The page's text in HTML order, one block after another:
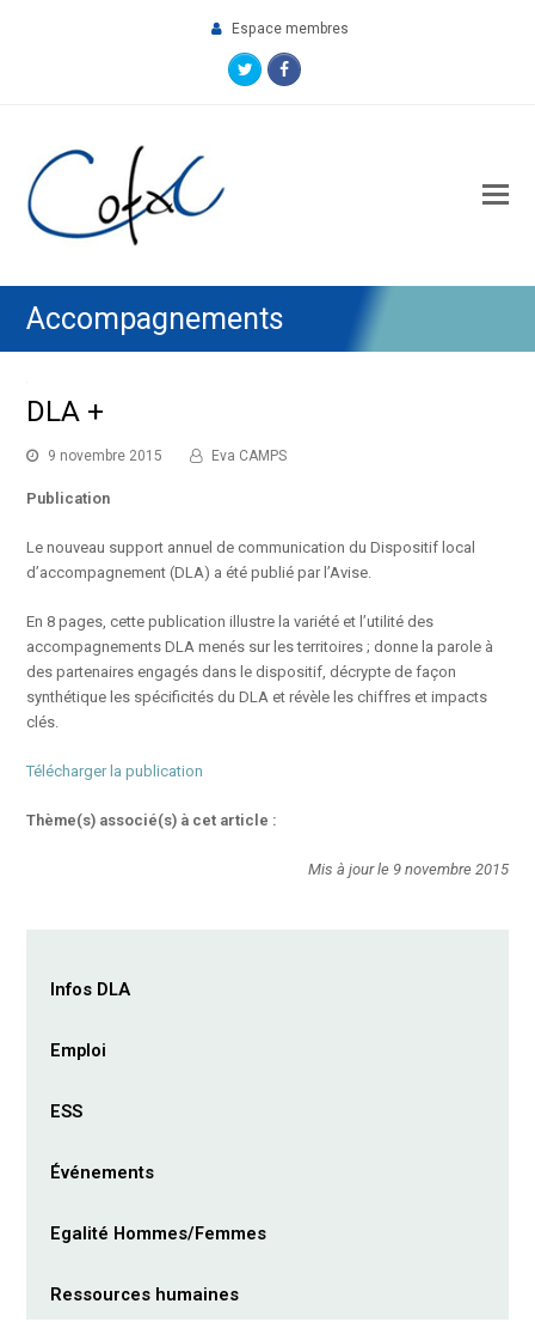
Espace membres
TwitterFacebook
Accompagnements
DLA +
9 novembre 2015 Eva CAMPS
Publication
Le nouveau support annuel de communication du Dispositif local
d’accompagnement (DLA) a été publié par l’Avise.
En 8 pages, cette publication illustre la variété et l’utilité des
accompagnements DLA menés sur les territoires ; donne la parole à
des partenaires engagés dans le dispositif, décrypte de façon
synthétique les spécificités du DLA et révèle les chiffres et impacts
clés.
Télécharger la publication
Thème(s) associé(s) à cet article :
Mis à jour le 9 novembre 2015
Infos DLA
Emploi
ESS
Événements
Egalité Hommes/Femmes
Ressources humaines